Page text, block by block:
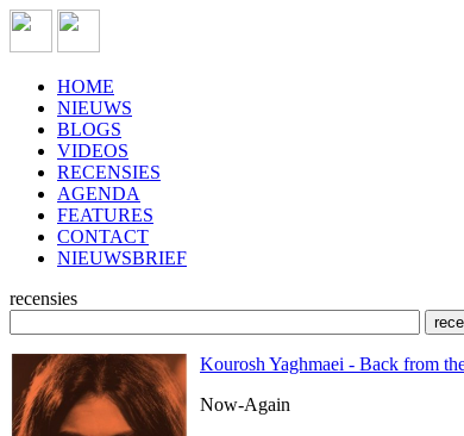
HOME
NIEUWS
BLOGS
VIDEOS
RECENSIES
AGENDA
FEATURES
CONTACT
NIEUWSBRIEF
recensies
Kourosh Yaghmaei - Back from
Now-Again